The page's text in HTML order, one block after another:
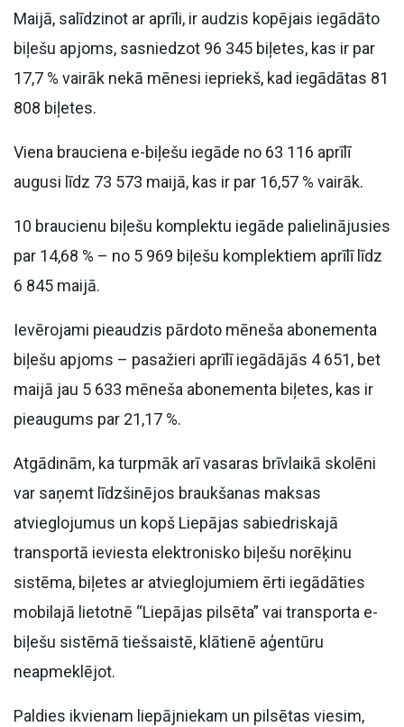
Maijā, salīdzinot ar aprīli, ir audzis kopējais iegādāto
biļešu apjoms, sasniedzot 96 345 biļetes, kas ir par
17,7 % vairāk nekā mēnesi iepriekš, kad iegādātas 81
808 biļetes.
Viena brauciena e-biļešu iegāde no 63 116 aprīlī
augusi līdz 73 573 maijā, kas ir par 16,57 % vairāk.
10 braucienu biļešu komplektu iegāde palielinājusies
par 14,68 % – no 5 969 biļešu komplektiem aprīlī līdz
6 845 maijā.
Ievērojami pieaudzis pārdoto mēneša abonementa
biļešu apjoms – pasažieri aprīlī iegādājās 4 651, bet
maijā jau 5 633 mēneša abonementa biļetes, kas ir
pieaugums par 21,17 %.
Atgādinām, ka turpmāk arī vasaras brīvlaikā skolēni
var saņemt līdzšinējos braukšanas maksas
atvieglojumus un kopš Liepājas sabiedriskajā
transportā ieviesta elektronisko biļešu norēķinu
sistēma, biļetes ar atvieglojumiem ērti iegādāties
mobilajā lietotnē “Liepājas pilsēta” vai transporta e-
biļešu sistēmā tiešsaistē, klātienē aģentūru
neapmeklējot.
Paldies ikvienam liepājniekam un pilsētas viesim,